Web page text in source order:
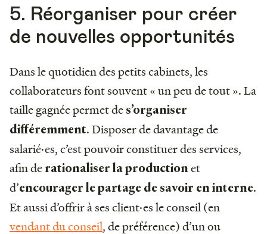
5. Réorganiser pour créer
de nouvelles opportunités
Dans le quotidien des petits cabinets, les
collaborateurs font souvent « un peu de tout ». La
taille gagnée permet des’organiser
différemment. Disposer de davantage de
salarié·es, c’est pouvoir constituer des services,
afin de rationaliser la productionet
d’encourager le partage de savoir en interne.
Et aussi d’offrir à ses client·es le conseil (en
vendant du conseil, de préférence) d’un ou